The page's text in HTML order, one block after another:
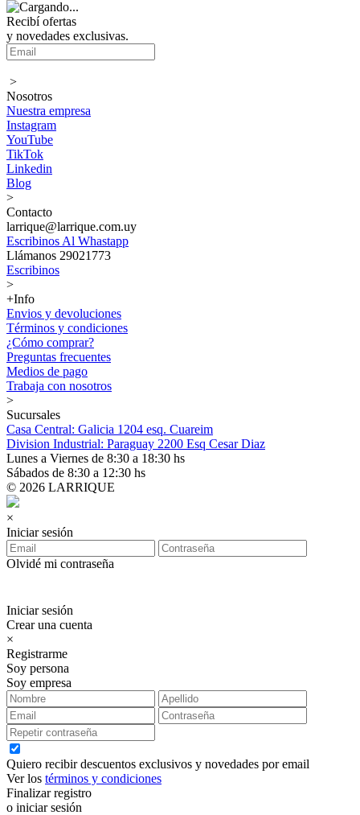
Recibí ofertas
y novedades exclusivas.
>
Nosotros
Nuestra empresa
Instagram
YouTube
TikTok
Linkedin
Blog
>
Contacto
larrique@larrique.com.uy
Escribinos Al Whastapp
Llámanos 29021773
Escribinos
>
+Info
Envios y devoluciones
Términos y condiciones
¿Cómo comprar?
Preguntas frecuentes
Medios de pago
Trabaja con nosotros
>
Sucursales
Casa Central: Galicia 1204 esq. Cuareim
Division Industrial: Paraguay 2200 Esq Cesar Diaz
Lunes a Viernes de 8:30 a 18:30 hs
Sábados de 8:30 a 12:30 hs
© 2026 LARRIQUE
×
Iniciar sesión
Olvidé mi contraseña
Iniciar sesión
Crear una cuenta
×
Registrarme
Soy persona
Soy empresa
Quiero recibir descuentos exclusivos y novedades por email
Ver los términos y condiciones
Finalizar registro
o iniciar sesión